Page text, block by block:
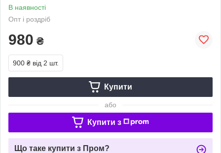
В наявності
Опт і роздріб
980 ₴
900 ₴ від 2 шт.
Купити
або
Купити з
Що таке купити з Пром?